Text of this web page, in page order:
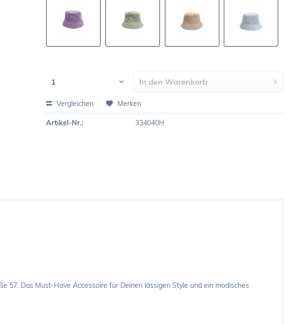
In den Warenkorb
Vergleichen Merken
Artikel-Nr.: 334040H
57. Das Must-Have Accessoire für Deinen lässigen Style und ein modisches